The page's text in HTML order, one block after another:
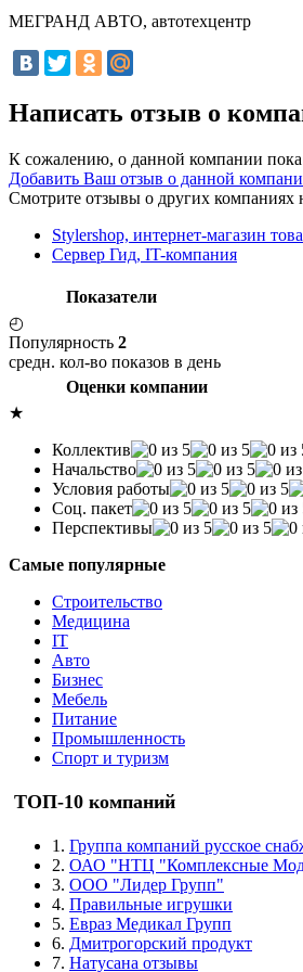
МЕГРАНД АВТО, автотехцентр
Написать отзыв о
К сожалению, о данной компании пока
Добавить Ваш отзыв о данной
Смотрите отзывы о других компаниях
Stylershop, интернет-магазин
Сервер Гид, IT-компания
Показатели
◴
Популярность 2
средн. кол-во показов в день
Оценки компании
★
Коллектив
Начальство
Условия работы
Соц. пакет
Перспективы
Самые популярные
Строительство
Медицина
IT
Авто
Бизнес
Мебель
Питание
Промышленность
Спорт и туризм
ТОП-10 компаний
1. Группа компаний русское
2. ОАО "НТЦ "Комплексные
3. ООО "Лидер Групп"
4. Правильные игрушки
5. Евраз Медикал Групп
6. Дмитрогорский продукт
7. Натусана отзывы